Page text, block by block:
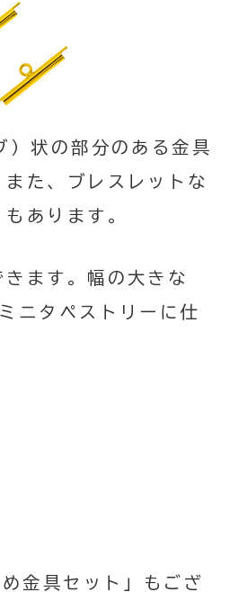
）状の部分のある金具
た、ブレスレットな
もあります。
ます。幅の大きな
ニタペストリーに仕
金具セット」もござ